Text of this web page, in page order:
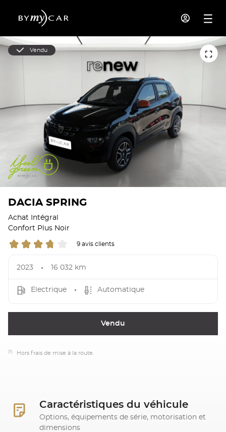
Vendu
DACIA SPRING
Achat Intégral
Confort Plus Noir
9 avis clients
2023 16 032 km
Electrique Automatique
Vendu
(1) Hors frais de mise à la route.
Caractéristiques du véhicule
Options, équipements de série, motorisation et
dimensions